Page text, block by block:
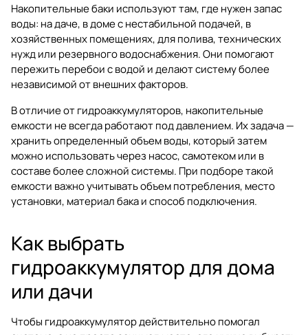
Накопительные баки используют там, где нужен запас
воды: на даче, в доме с нестабильной подачей, в
хозяйственных помещениях, для полива, технических
нужд или резервного водоснабжения. Они помогают
пережить перебои с водой и делают систему более
независимой от внешних факторов.
В отличие от гидроаккумуляторов, накопительные
емкости не всегда работают под давлением. Их задача —
хранить определенный объем воды, который затем
можно использовать через насос, самотеком или в
составе более сложной системы. При подборе такой
емкости важно учитывать объем потребления, место
установки, материал бака и способ подключения.
Как выбрать
гидроаккумулятор для дома
или дачи
Чтобы гидроаккумулятор действительно помогал